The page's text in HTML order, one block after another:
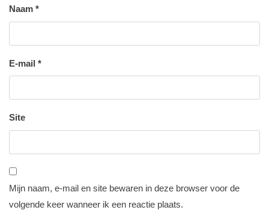
Naam *
E-mail *
Site
Mijn naam, e-mail en site bewaren in deze browser voor de
volgende keer wanneer ik een reactie plaats.